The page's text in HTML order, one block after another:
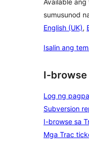
Available
sumusunod
English (UK),
Isalin ang
I-browse
Log ng
Subversion
I-browse sa
Mga Trac